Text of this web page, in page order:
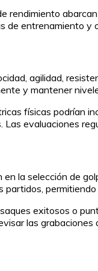
rendimiento
de entrenamiento y
agilidad,
y mantener
físicas podrían
evaluaciones
la selección de
exitosos o
las